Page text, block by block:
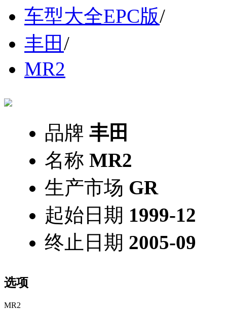
车型大全EPC版/
丰田 /
MR2
品牌 丰田
名称 MR2
生产市场 GR
起始日期 1999-12
终止日期 2005-09
选项
MR2